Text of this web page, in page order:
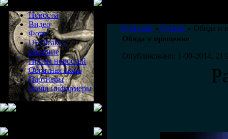
Новости
Видео
Фото
UFOleaks -
общение
Прием новостей
Обратная связь
Партнеры
Наши информеры
UfoLeaks » Статьи » Обида и
Обида и прощение
Опубликовано: 1-09-2014,